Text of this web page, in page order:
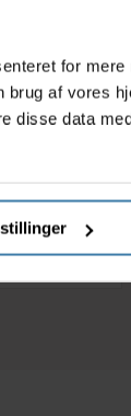
for mere
af vores
disse data
essentials
cykler
kr.
Køb nu